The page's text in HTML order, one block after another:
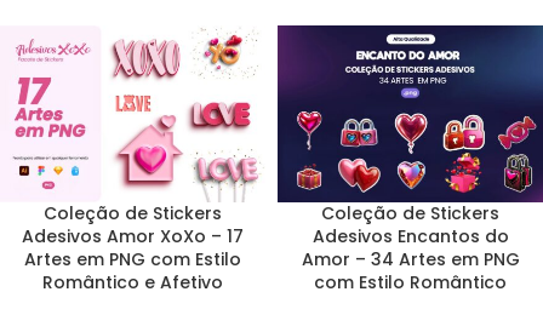
Coleção de Stickers
Adesivos Amor XoXo – 17
Artes em PNG com Estilo
Romântico e Afetivo
Coleção de Stickers
Adesivos Encantos do
Amor – 34 Artes em PNG
com Estilo Romântico